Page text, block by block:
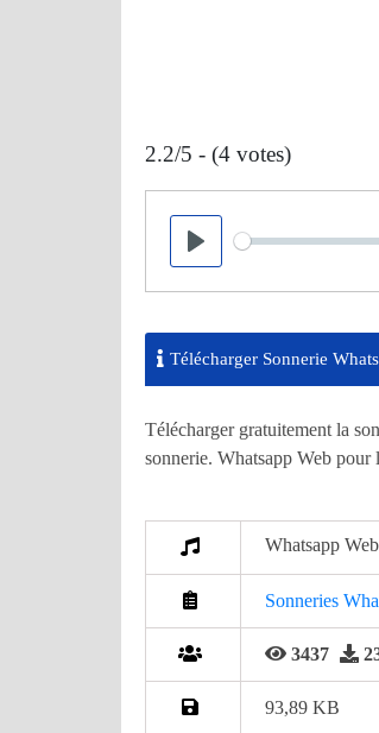
2.2/5 - (4 votes)
Play
Seek
Télécharger Sonnerie
Télécharger gratuitement la
sonnerie. Whatsapp Web pour
Whatsapp Web
Sonneries
3437
93,89 KB